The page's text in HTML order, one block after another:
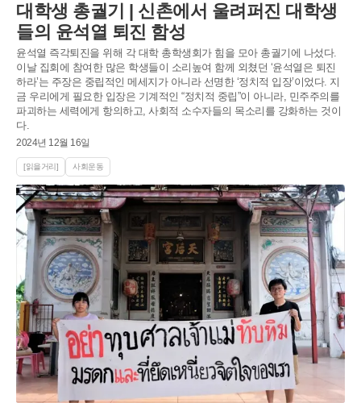
대학생 총궐기 | 신촌에서 울려퍼진 대학생
들의 윤석열 퇴진 함성
윤석열 즉각퇴진을 위해 각 대학 총학생회가 힘을 모아 총궐기에 나섰다.
이날 집회에 참여한 많은 학생들이 소리높여 함께 외쳤던 ‘윤석열은 퇴진
하라’는 주장은 중립적인 메세지가 아니라 선명한 ‘정치적 입장’이었다. 지
금 우리에게 필요한 입장은 기계적인 “정치적 중립”이 아니라, 민주주의를
파괴하는 세력에게 항의하고, 사회적 소수자들의 목소리를 강화하는 것이
다.
2024년 12월 16일
[읽을거리] 사회운동